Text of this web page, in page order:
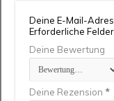
Deine E-Mail-
Erforderliche
Deine Bewertung
Deine Rezension *